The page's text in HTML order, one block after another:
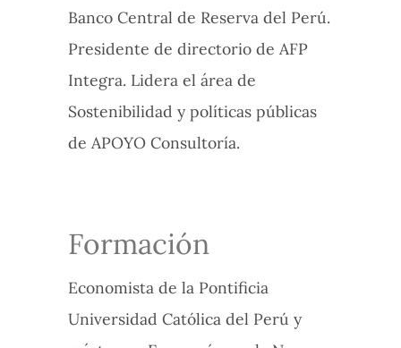
Banco Central de Reserva del Perú.
Presidente de directorio de AFP
Integra. Lidera el área de
Sostenibilidad y políticas públicas
de APOYO Consultoría.
Formación
Economista de la Pontificia
Universidad Católica del Perú y